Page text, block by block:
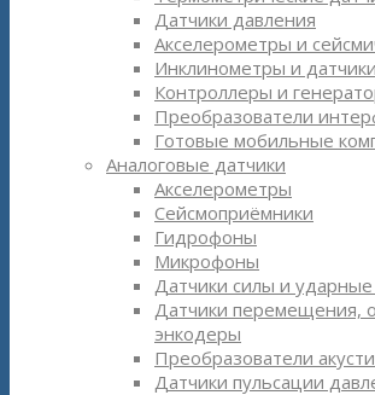
Датчики давления
Акселерометры и
Инклинометры и
Контроллеры и
Преобразователи
Готовые мобильные
Аналоговые датчики
Акселерометры
Сейсмоприёмники
Гидрофоны
Микрофоны
Датчики силы и
Датчики перемещения,
энкодеры
Преобразователи
Датчики пульсации